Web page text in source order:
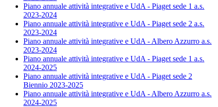
Piano annuale attività integrative e UdA - Piaget sede 1 a.s.
2023-2024
Piano annuale attività integrative e UdA - Piaget sede 2 a.s.
2023-2024
Piano annuale attività integrative e UdA - Albero Azzurro a.s.
2023-2024
Piano annuale attività integrative e UdA - Piaget sede 1 a.s.
2024-2025
Piano annuale attività integrative e UdA - Piaget sede 2
Biennio 2023-2025
Piano annuale attività integrative e UdA - Albero Azzurro a.s.
2024-2025